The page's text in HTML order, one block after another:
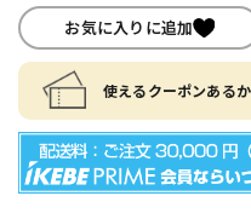
お気に入りに追加
使えるクーポンある